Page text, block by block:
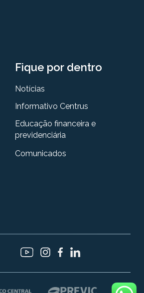
Fique por dentro
Notícias
Informativo Centrus
Educação financeira e
previdenciária
Comunicados